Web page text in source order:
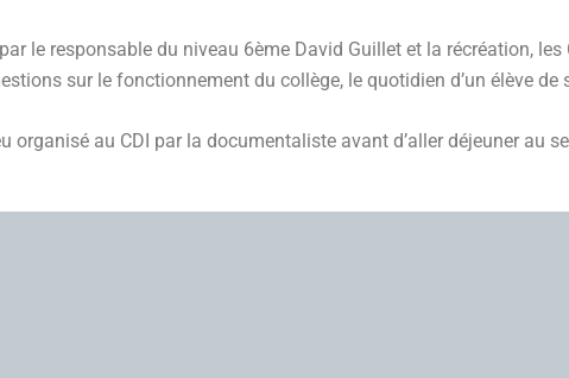
le responsable du niveau 6ème David Guillet et la récréation,
sur le fonctionnement du collège, le quotidien d’un élève de
organisé au CDI par la documentaliste avant d’aller déjeuner au